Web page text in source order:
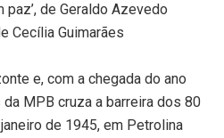
paz’, de Geraldo Azevedo
Cecília Guimarães
e, com a chegada do ano
MPB cruza a barreira dos 80
de 1945, em Petrolina